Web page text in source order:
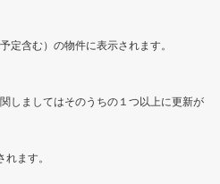
定含む）の物件に表示されます。
しましてはそのうちの１つ以上に更新が
ます。